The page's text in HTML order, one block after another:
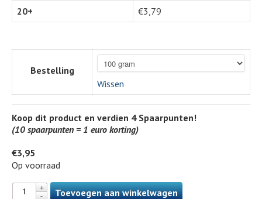
20+
€3,79
Bestelling
Wissen
Koop dit product en verdien 4Spaarpunten!
(10 spaarpunten = 1 euro korting)
€3,95
Op voorraad
Toevoegen aan winkelwagen